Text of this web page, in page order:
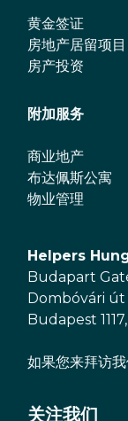
黄金签证
房地产居留项
房产投资
附加服务
商业地产
布达佩斯公寓
物业管理
Helpers
Budapart
Dombóvári út
Budapest
如果您来拜访
关注我们